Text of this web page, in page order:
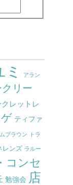
ミ アラン
リー
クレットレ
ティファ
ムブラウン トラ
レンズ ラルー
コンセ
勉強会 店